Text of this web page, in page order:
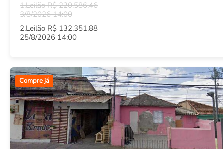
1.Leilão R$ 220.586,46
3/8/2026 14:00
2.Leilão R$ 132.351,88
25/8/2026 14:00
Compre já